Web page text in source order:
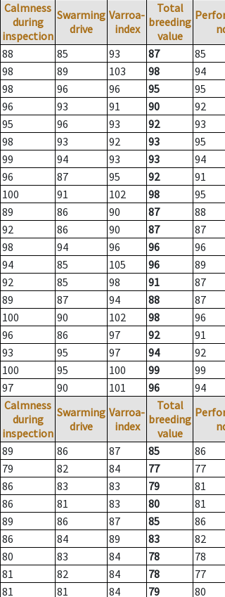
Calmness
during
inspection
Swarming
drive
Varroa-
index
Total
breeding
value
88 85 93 87
85
98 89 103 98
94
98 96 96 95
95
96 93 91 90
92
95 96 93 92
93
98 93 92 93
95
99 94 93 93
94
96 87 95 92
91
100 91 102 98
95
89 86 90 87
88
92 86 90 87
87
98 94 96 96
96
94 85 105 96
89
92 85 98 91
87
89 87 94 88
87
100 90 102 98
96
96 86 97 92
91
93 95 97 94
92
100 95 100 99
99
97 90 101 96 94
Calmness
during
inspection
Swarming
drive
Varroa-
index
Total
breeding
value
89 86 87 85
86
79 82 84 77
77
86 83 83 79
81
86 81 83 80
81
89 86 87 85
86
86 84 89 83
82
80 83 84 78
78
81 82 84 78
77
81 81 84 79 80